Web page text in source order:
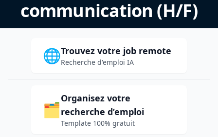
communication (H/F)
🌐Trouvez votre job remote
Recherche d'emploi IA
🗂️
Organisez votre
recherche d’emploi
Template 100% gratuit